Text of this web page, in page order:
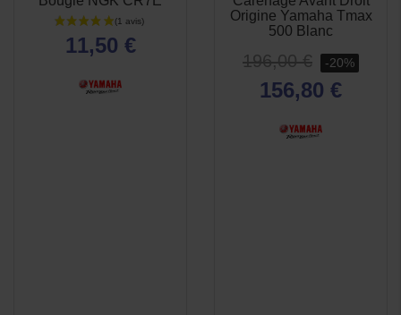
11,50 €
Origine Yamaha Tmax
500 Blanc
196,00 € -20%
156,80 €
APERÇU
RAPIDE
APERÇU
RAPIDE